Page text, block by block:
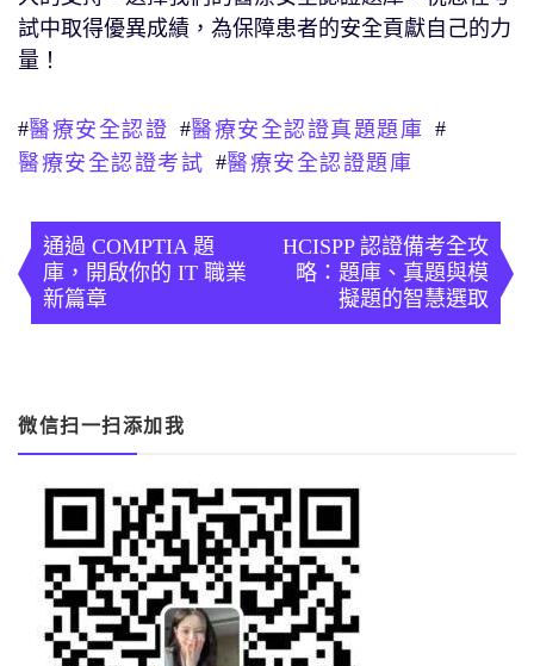
試中取得優異成績，為保障患者的安全貢獻自己的力
量！
#醫療安全認證 #醫療安全認證真題題庫 #
醫療安全認證考試 #醫療安全認證題庫
章
導
覽
通過 COMPTIA 題
庫，開啟你的 IT 職業
新篇章
HCISPP 認證備考全攻
略：題庫、真題與模
擬題的智慧選取
微信扫一扫添加我